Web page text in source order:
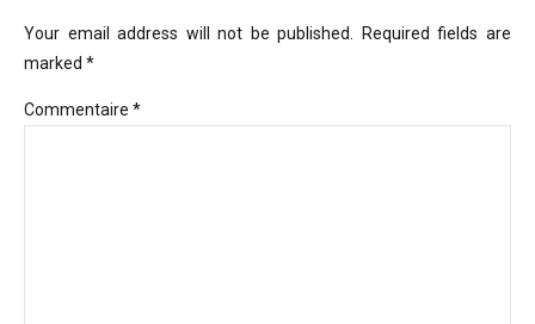
Your email address will not be published. Required fields are
marked *
Commentaire *